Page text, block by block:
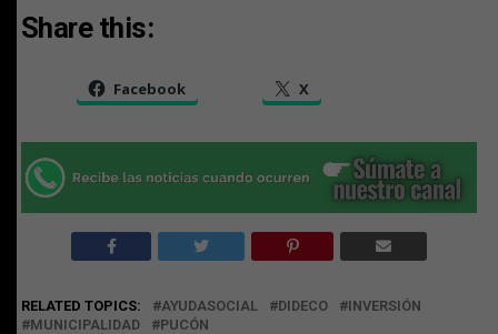
Share this:
Facebook X
RELATED TOPICS: AYUDASOCIAL DIDECO
INVERSIÓN
MUNICIPALIDAD
PUCÓN